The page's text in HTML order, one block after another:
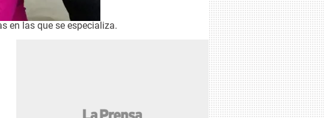
en las que se especializa.